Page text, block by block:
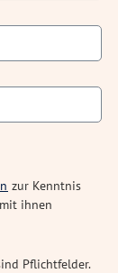
zur Kenntnis
ihnen
Pflichtfelder.